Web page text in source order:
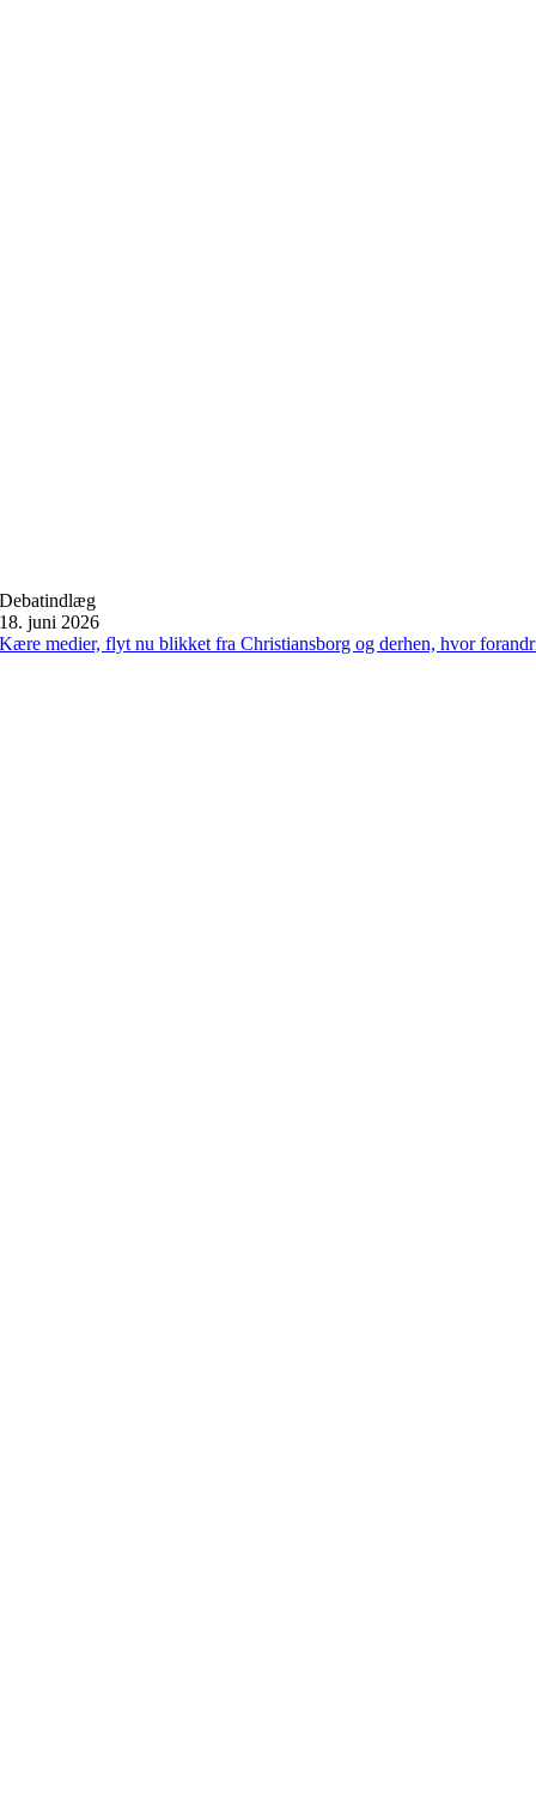
Debatindlæg
18. juni 2026
Kære medier, flyt nu blikket fra Christiansborg og derhen, hvor